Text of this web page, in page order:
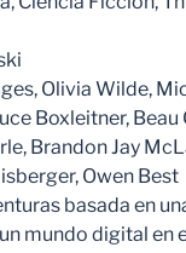
Olivia Wilde,
Boxleitner,
Brandon Jay
Owen Best
basada en
mundo digital en